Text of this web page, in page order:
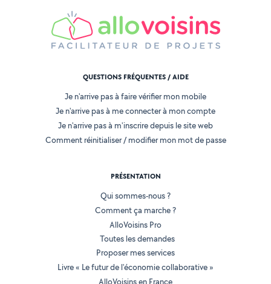
QUESTIONS FRÉQUENTES / AIDE
Je n'arrive pas à faire vérifier mon mobile
Je n'arrive pas à me connecter à mon compte
Je n'arrive pas à m'inscrire depuis le site web
Comment réinitialiser / modifier mon mot de passe
PRÉSENTATION
Qui sommes-nous ?
Comment ça marche ?
AlloVoisins Pro
Toutes les demandes
Proposer mes services
Livre « Le futur de l'économie collaborative »
AlloVoisins en France